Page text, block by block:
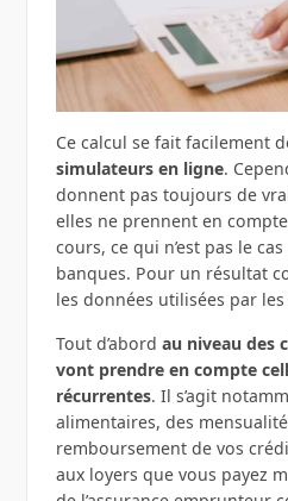
Ce calcul se fait facilement
simulateurs en ligne.
donnent pas toujours de
elles ne prennent en
cours, ce qui n’est pas le
banques. Pour un résultat
les données utilisées par
Tout d’abord au niveau des
vont prendre en compte
récurrentes. Il s’agit
alimentaires, des
remboursement de vos
aux loyers que vous payez